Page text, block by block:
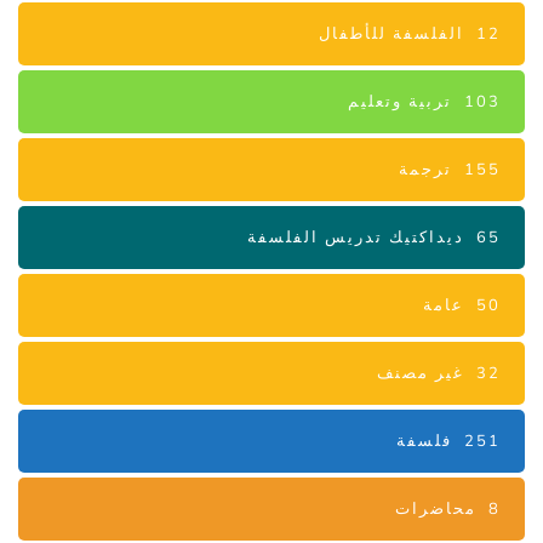
الفلسفة للأطفال 12
تربية وتعليم 103
ترجمة 155
ديداكتيك تدريس الفلسفة 65
عامة 50
غير مصنف 32
فلسفة 251
محاضرات 8